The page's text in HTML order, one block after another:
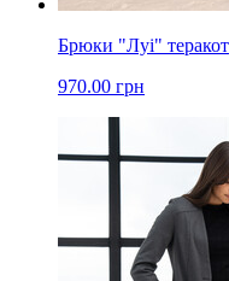
Брюки "Луі" теракот
970.00 грн